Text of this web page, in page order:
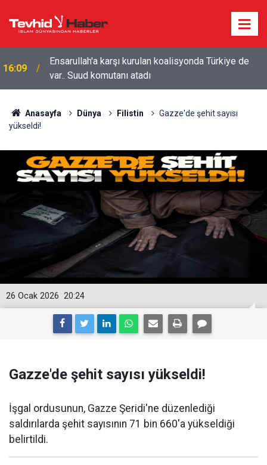
16:09
Ensarullah'a karşı kurulan koalisyonda Türkiye de
var.. Suud komutanı atadı
Anasayfa Dünya Filistin
Gazze'de şehit sayısı
yükseldi!
20:24
26 Ocak 2026
Gazze'de şehit sayısı yükseldi!
İşgal ordusunun, Gazze Şeridi'ne düzenlediği
saldırılarda şehit sayısının 71 bin 660'a yükseldiği
belirtildi.